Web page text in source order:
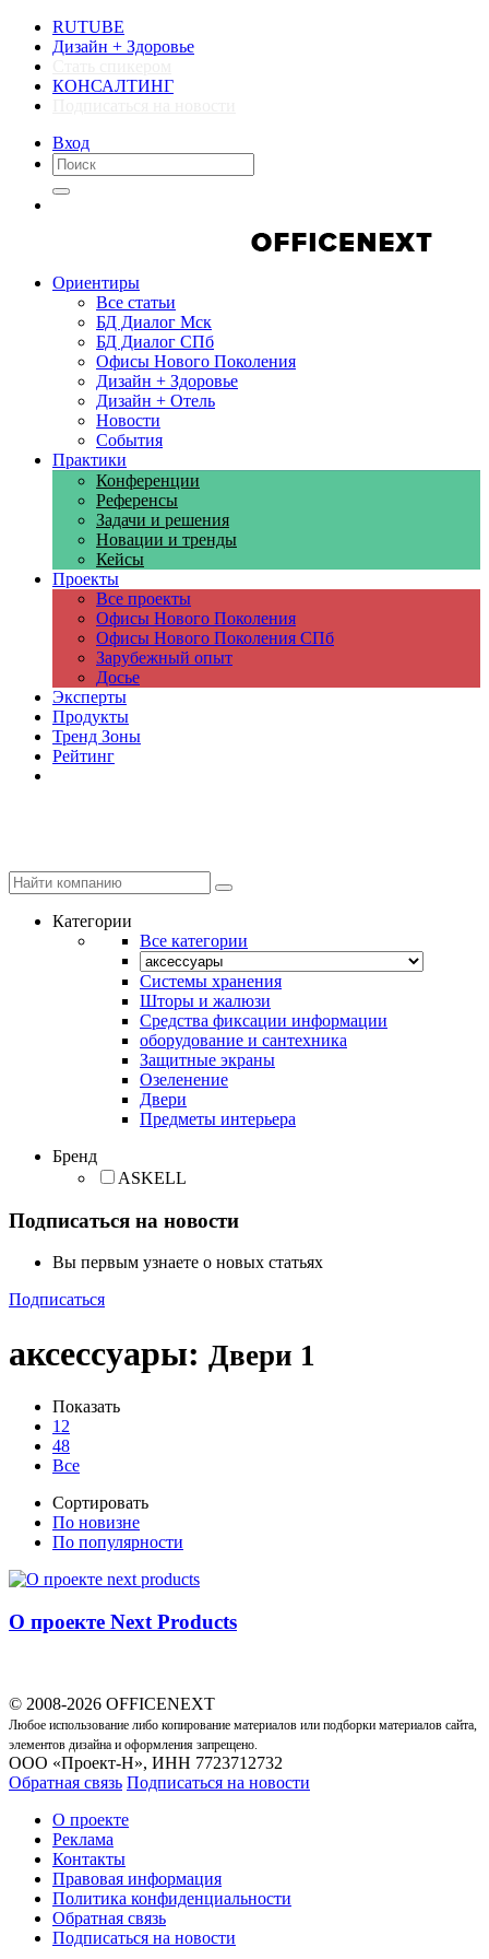
RUTUBE
Дизайн + Здоровье
КОНСАЛТИНГ
Вход
Ориентиры
Все статьи
БД Диалог Мск
БД Диалог СПб
Офисы Нового Поколения
Дизайн + Здоровье
Дизайн + Отель
Новости
События
Практики
Конференции
Референсы
Задачи и решения
Новации и тренды
Кейсы
Проекты
Все проекты
Офисы Нового Поколения
Офисы Нового Поколения СПб
Зарубежный опыт
Досье
Эксперты
Продукты
Тренд Зоны
Рейтинг
Категории
Все категории
Cистемы хранения
Шторы и жалюзи
Средства фиксации информации
оборудование и сантехника
Защитные экраны
Озеленение
Двери
Предметы интерьера
Бренд
ASKELL
Подписаться на новости
Вы первым узнаете о новых статьях
Подписаться
аксессуары: Двери 1
Показать
12
48
Все
Сортировать
По новизне
По популярности
О проекте Next Products
© 2008-2026 OFFICENEXT
Любое использование либо копирование материалов или подборки материалов сайта,
элементов дизайна и оформления запрещено.
ООО «Проект-Н», ИНН 7723712732
Обратная связь Подписаться на новости
О проекте
Реклама
Контакты
Правовая информация
Политика конфиденциальности
Обратная связь
Подписаться на новости